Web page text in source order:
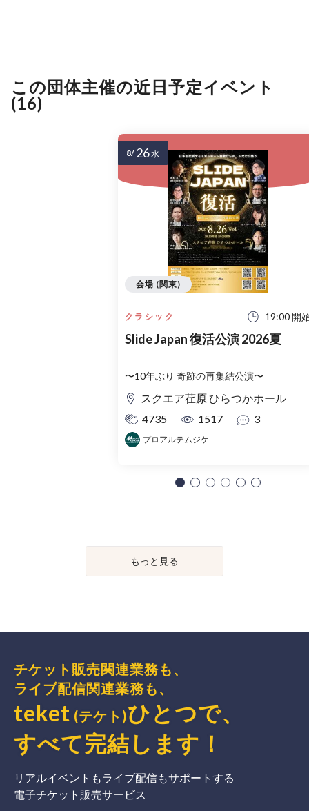
この団体主催の近日予定イベント
(16)
クラシック 19:00 開
Slide Japan 復活公演 2026夏
〜10年ぶり 奇跡の再集結公演〜
スクエア荏原 ひらつかホール
4735
1517 3
プロアルテムジケ
会場 (関東)
8/ 26水
もっと見る
チケット販売関連業務も、
ライブ配信関連業務も、
teket (テケト)ひとつで、
すべて完結 します ！
リアルイベントもライブ配信もサポートする
電子チケット販売サービス